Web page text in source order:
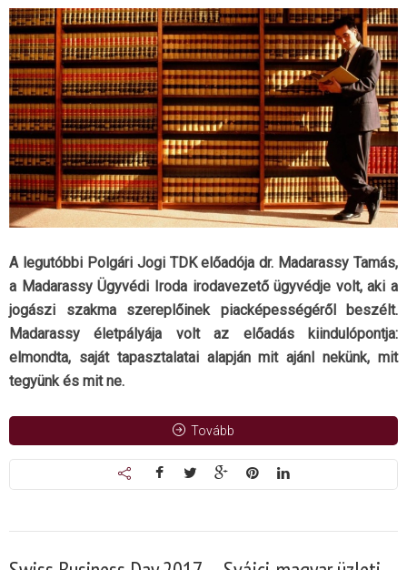
A legutóbbi Polgári Jogi TDK előadója dr. Madarassy Tamás,
a Madarassy Ügyvédi Iroda irodavezető ügyvédje volt, aki a
jogászi szakma szereplőinek piacképességéről beszélt.
Madarassy életpályája volt az előadás kiindulópontja:
elmondta, saját tapasztalatai alapján mit ajánl nekünk, mit
tegyünk és mit ne.
Tovább